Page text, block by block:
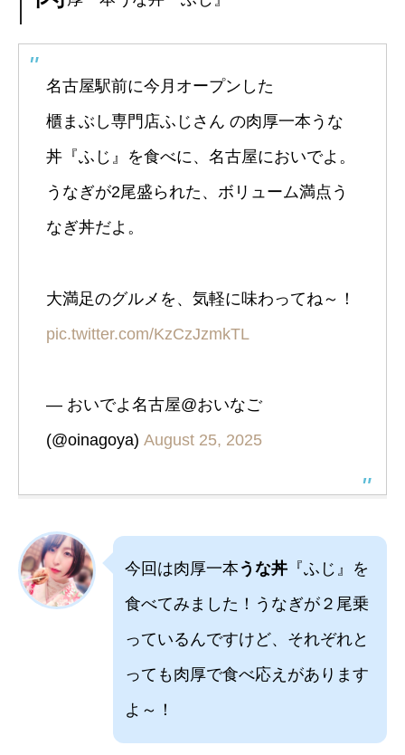
名古屋駅前に今月オープンした
櫃まぶし専門店ふじさん の肉厚一本うな
丼『ふじ』を食べに、名古屋においでよ。
うなぎが2尾盛られた、ボリューム満点う
なぎ丼だよ。
大満足のグルメを、気軽に味わってね～！
pic.twitter.com/KzCzJzmkTL
— おいでよ名古屋@おいなご
(@oinagoya) August 25, 2025
今回は肉厚一本うな丼 『ふじ』を
食べてみました！うなぎが２尾乗
っているんですけど、それぞれと
っても肉厚で食べ応えがあります
よ～！